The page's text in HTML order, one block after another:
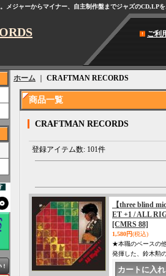
メジャーからマイナー、自主制作盤までジャズのCD,LPを
ご利
ホーム CRAFTMAN RECORDS
商品一覧
CRAFTMAN RECORDS
登録アイテム数: 101件
【three blind
ET +1 / ALL
[CMRS 88]
1,580円(税込)
★本職のベースの
発揮した、鈴木勲